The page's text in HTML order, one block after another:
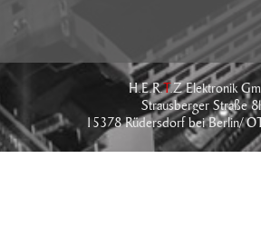
H.E.R.T.Z Elektronik
Strausberger Straße
15378 Rüdersdorf bei Berlin/